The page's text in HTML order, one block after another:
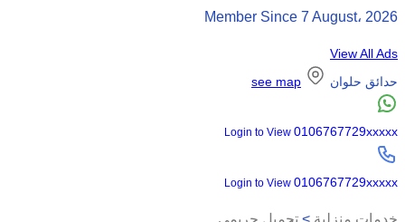
Member Since 7 August، 2026
View All Ads
see map
حدائق حلوان
Login to View 0106767729xxxxx
Login to View 0106767729xxxxx
خدمات منزلية > تجميل حريمي